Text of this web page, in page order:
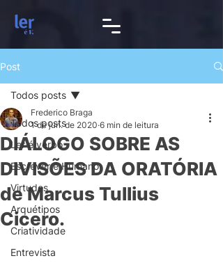
Post
Todos posts
Ler é verbo
Escrever é Humano
Virtudes
Arquétipos
Criatividade
Entrevista
Todos posts
DIÁLOGO SOBRE AS
DIVISÕES DA ORATÓRIA
de Marcus Tullius
Cicero.
Frederico Braga
1 de jun. de 2020 6 min de leitura